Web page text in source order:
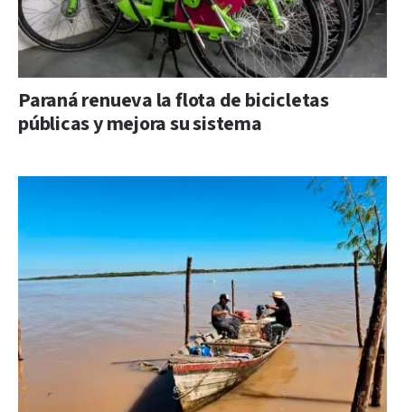
Paraná renueva la flota de bicicletas
públicas y mejora su sistema